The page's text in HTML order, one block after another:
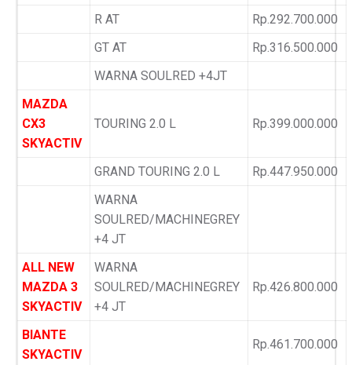
R AT
Rp.292.700.000
GT AT
Rp.316.500.000
WARNA SOULRED +4JT
MAZDA
CX3
SKYACTIV
TOURING 2.0 L Rp.399.000.000
GRAND TOURING 2.0 L
Rp.447.950.000
WARNA
SOULRED/MACHINEGREY
+4 JT
ALL NEW
MAZDA 3
SKYACTIV
WARNA
SOULRED/MACHINEGREY
+4 JT
Rp.426.800.000
BIANTE
SKYACTIV
Rp.461.700.000